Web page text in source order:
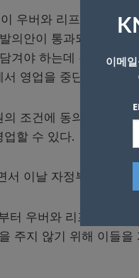
우버와 리프트가 운
의안이 통과되지 않을
겨야 하는데 우버나 리
영업을 중단할 수밖
조건에 동의해 서약
할 수 있다.
서 이날 자정부터 영업
터 우버와 리프트 등
주지 않기 위해 이들
이메